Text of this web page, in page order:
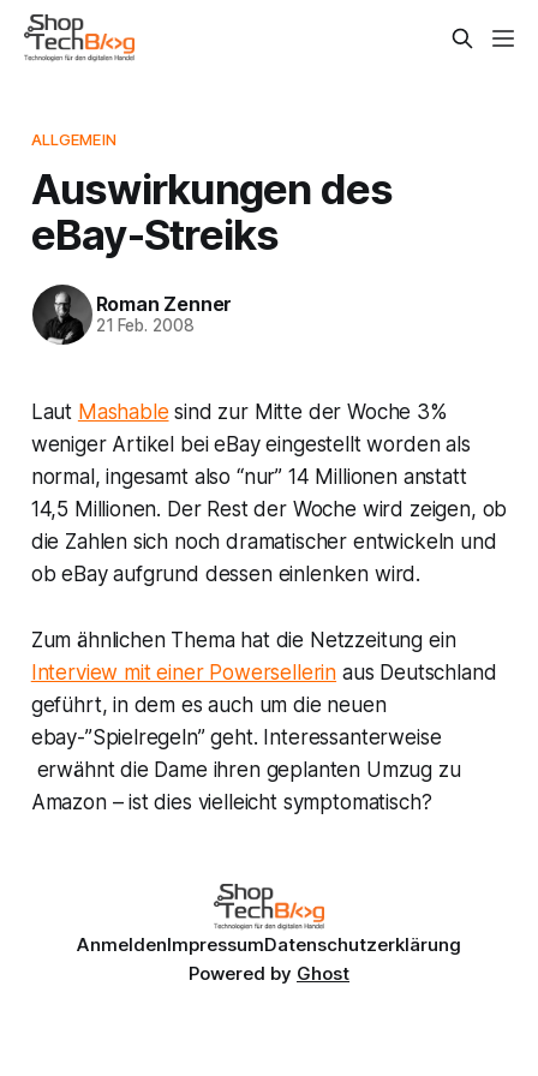
ALLGEMEIN
Auswirkungen des
eBay-Streiks
Roman Zenner
21 Feb. 2008
Laut Mashable sind zur Mitte der Woche 3%
weniger Artikel bei eBay eingestellt worden als
normal, ingesamt also “nur” 14 Millionen anstatt
14,5 Millionen. Der Rest der Woche wird zeigen, ob
die Zahlen sich noch dramatischer entwickeln und
ob eBay aufgrund dessen einlenken wird.
Zum ähnlichen Thema hat die Netzzeitung ein
Interview mit einer Powersellerin aus Deutschland
geführt, in dem es auch um die neuen
ebay-”Spielregeln” geht. Interessanterweise
erwähnt die Dame ihren geplanten Umzug zu
Amazon – ist dies vielleicht symptomatisch?
AnmeldenImpressumDatenschutzerklärung
Powered by Ghost